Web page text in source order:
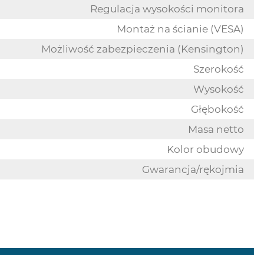
Regulacja wysokości monitora
Montaż na ścianie (VESA)
Możliwość zabezpieczenia (Kensington)
Szerokość
Wysokość
Głębokość
Masa netto
Kolor obudowy
Gwarancja/rękojmia